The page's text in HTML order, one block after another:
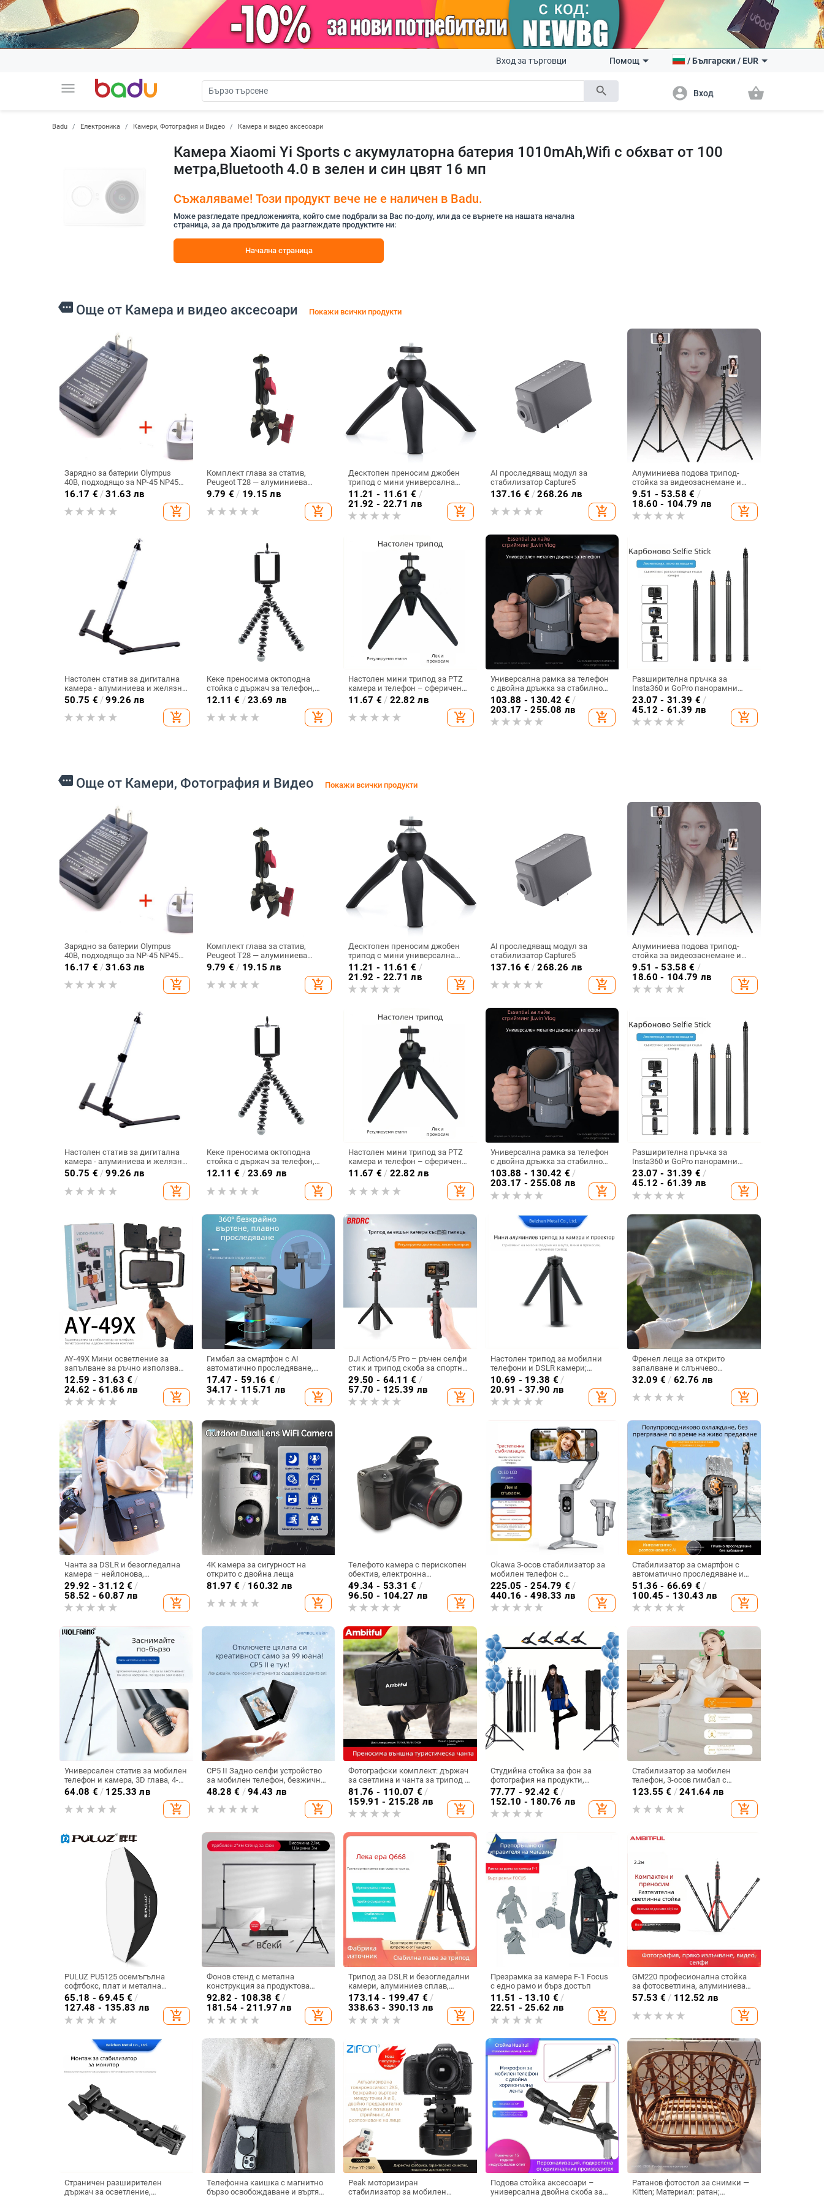
menu search
Вход за търговци Помощ /Български/ EUR
account_circle Вход shopping_basket
Badu Електроника Камери, Фотография и Видео Камера и видео аксесоари
Камера Xiaomi Yi Sports с акумулаторна батерия 1010mAh,Wifi с обхват от 100
метра,Bluetooth 4.0 в зелен и син цвят 16 мп
Съжаляваме! Този продукт вече не е наличен в Badu.
Може разгледате предложенията, който сме подбрали за Вас по-долу, или да се върнете на нашата начална
страница, за да продължите да разглеждате продуктите ни:
Начална страница
more Още от Камера и видео аксесоари Покажи всички продукти
Зарядно за батерии Olympus
40B, подходящо за NP-45 NP45
NP45 NP45A 45B 45S
16.17 € /31.63 лв
add_shopping_cart
Комплект глава за статив,
Peugeot T28 — алуминиева
сплав, капацитет до 2 кг
9.79 € / 19.15 лв
add_shopping_cart
Десктопен преносим джобен
трипод с мини универсална
глава с топка за телефона, ABS
корпус, 1/4-инчова резба,
товароносимост 800 g,
едносегментна конструкция
11.21 - 11.61 € /
21.92 - 22.71 лв
add_shopping_cart
AI проследяващ модул за
стабилизатор Capture5
137.16 € /268.26 лв
add_shopping_cart
Алуминиева подова трипод-
стойка за видеозаснемане и
стрийминг, три секции и
триизмерен гимбал
9.51 - 53.58 € /
18.60 - 104.79 лв
add_shopping_cart
Настолен статив за дигитална
камера - алуминиева и желязна
конструкция, 2 секции, работна
височина 200–400 мм,
товароподемност до 3 кг
50.75 € /99.26 лв
add_shopping_cart
Кеке преносима октоподна
стойка с държач за телефон,
осемкрак трипод за селфи (PTZ:
Не; Плоча за бързо
освобождаване: Включена;
12.11 € /23.69 лв
add_shopping_cart
Настолен мини трипод за PTZ
камера и телефон – сферичен
пан-tilt, материали: ABS
алуминиева сплав, носимост до
2 кг, тегло 65 г, модел F01
11.67 € / 22.82 лв
add_shopping_cart
Универсална рамка за телефон
с двойна дръжка за стабилно
хоризонтално и вертикално
заснемане, устойчив на падане,
съвместима с филтри,
алуминиева сплав
103.88 - 130.42 € /
203.17 - 255.08 лв
add_shopping_cart
Разширителна пръчка за
Insta360 и GoPro панорамни
екшън камери, алуминиева
сплав, максимално
натоварване до 2 кг
23.07 - 31.39 € /
45.12 - 61.39 лв
add_shopping_cart
more Още от Камери, Фотография и Видео Покажи всички продукти
Зарядно за батерии Olympus
40B, подходящо за NP-45 NP45
NP45 NP45A 45B 45S
16.17 € /31.63 лв
add_shopping_cart
Комплект глава за статив,
Peugeot T28 — алуминиева
сплав, капацитет до 2 кг
9.79 € / 19.15 лв
add_shopping_cart
Десктопен преносим джобен
трипод с мини универсална
глава с топка за телефона, ABS
корпус, 1/4-инчова резба,
товароносимост 800 g,
едносегментна конструкция
11.21 - 11.61 € /
21.92 - 22.71 лв
add_shopping_cart
AI проследяващ модул за
стабилизатор Capture5
137.16 € /268.26 лв
add_shopping_cart
Алуминиева подова трипод-
стойка за видеозаснемане и
стрийминг, три секции и
триизмерен гимбал
9.51 - 53.58 € /
18.60 - 104.79 лв
add_shopping_cart
Настолен статив за дигитална
камера - алуминиева и желязна
конструкция, 2 секции, работна
височина 200–400 мм,
товароподемност до 3 кг
50.75 € /99.26 лв
add_shopping_cart
Кеке преносима октоподна
стойка с държач за телефон,
осемкрак трипод за селфи (PTZ:
Не; Плоча за бързо
освобождаване: Включена;
12.11 € /23.69 лв
add_shopping_cart
Настолен мини трипод за PTZ
камера и телефон – сферичен
пан-tilt, материали: ABS
алуминиева сплав, носимост до
2 кг, тегло 65 г, модел F01
11.67 € / 22.82 лв
add_shopping_cart
Универсална рамка за телефон
с двойна дръжка за стабилно
хоризонтално и вертикално
заснемане, устойчив на падане,
съвместима с филтри,
алуминиева сплав
103.88 - 130.42 € /
203.17 - 255.08 лв
add_shopping_cart
Разширителна пръчка за
Insta360 и GoPro панорамни
екшън камери, алуминиева
сплав, максимално
натоварване до 2 кг
23.07 - 31.39 € /
45.12 - 61.39 лв
add_shopping_cart
AY-49X Мини осветление за
запълване за ръчно използване
с настолна стойка, подходящо
за лайв стрийминг и
видеозапис, 5V, под 10W,
поддържа множество камери
12.59 - 31.63 € /
24.62 - 61.86 лв
add_shopping_cart
Гимбал за смартфон с AI
автоматично проследяване,
360° панорамно въртене и
наклон, 220 г, за влогове на
закрито и открито
17.47 - 59.16 € /
34.17 - 115.71 лв
add_shopping_cart
DJI Action4/5 Pro – ръчен селфи
стик и трипод скоба за спортна
камера, Pocket 3 разширение, 3
секции, товар до 1 кг
29.50 - 64.11 € /
57.70 - 125.39 лв
add_shopping_cart
Настолен трипод за мобилни
телефони и DSLR камери;
алуминиева сплав; носи 2–5 кг;
без геймбал
10.69 - 19.38 € /
20.91 - 37.90 лв
add_shopping_cart
Френел леща за открито
запалване и слънчево
отопление, риболовна лампа,
диаметър 300 мм, акрил WL
32.09 € / 62.76 лв
add_shopping_cart
Чанта за DSLR и безогледална
камера – нейлонова,
водоустойчива, удароустойчива
и износоустойчива, за Sony,
Canon, Nikon и Fuji, за пътуване
29.92 - 31.12 € /
58.52 - 60.87 лв
add_shopping_cart
4K камера за сигурност на
открито с двойна леща
81.97 € / 160.32 лв
add_shopping_cart
Телефото камера с перископен
обектив, електронна
стабилизация на
изображението, SD карта за
съхранение, AA батерия, без
оптично увеличение
49.34 - 53.31 € /
96.50 - 104.27 лв
add_shopping_cart
Okawa 3-осов стабилизатор за
мобилен телефон с
проследяване на лице, ръчен
гимбал за мобилно video;
съвместим с телефони до
ширина 88 мм и тегло до 280 g;
2022; гаранция 1 година.
225.05 - 254.79 € /
440.16 - 498.33 лв
add_shopping_cart
Стабилизатор за смартфон с
автоматично проследяване и
360° въртене — без монтаж,
тегло 290 g, едногодишна
гаранция
51.36 - 66.69 € /
100.45 - 130.43 лв
add_shopping_cart
Универсален статив за мобилен
телефон и камера, 3D глава, 4-
секционен статив от
алуминиева сплав, носещ
капацитет до 3,5 кг, с платформа
64.08 € / 125.33 лв
add_shopping_cart
CP5 II Задно селфи устройство
за мобилен телефон, безжично
проектиране на екран, макс.
товароносимост 2–5 кг, тегло 62
г
48.28 € /94.43 лв
add_shopping_cart
Фотографски комплект: държач
за светлина и чанта за трипод –
Zhijie, Oxford плат, обща
съвместимост, тегло 1,64 кг
81.76 - 110.07 € /
159.91 - 215.28 лв
add_shopping_cart
Студийна стойка за фон за
фотография на продукти,
алуминиева сплав, 1,5 кг, марка
Zomei.
77.77 - 92.42 € /
152.10 - 180.76 лв
add_shopping_cart
Стабилизатор за мобилен
телефон, 3-осов гимбал с
интелигентно следене на лице,
лека ръчна стабилизация,
ABS+PC, съвместим с
160°, тегло 348 g
123.55 € /241.64 лв
add_shopping_cart
PULUZ PU5125 осемъгълна
софтбокс, плат и метална
конструкция, универсална
съвместимост, тегло 1.1 кг
65.18 - 69.45 € /
127.48 - 135.83 лв
add_shopping_cart
Фонов стенд с метална
конструкция за продуктова
фотография, разтяга се до
210×300 см, тегло 2,5 кг.
92.82 - 108.38 € /
181.54 - 211.97 лв
add_shopping_cart
Трипод за DSLR и безогледални
камери, алуминиев сплав,
модел Q668, максимална
носимост 8 кг, тегло 1,59 кг
173.14 - 199.47 € /
338.63 - 390.13 лв
add_shopping_cart
Презрамка за камера F-1 Focus
с едно рамо и бърз достъп
11.51 - 13.10 € /
22.51 - 25.62 лв
add_shopping_cart
GM220 професионална стойка
за фотосветлина, алуминиева
сплав, височина 49.5–220 cm,
товар 2.5 kg, 5 секции, диаметри
на тръбите 1.3/1.6/1.9/2.2/2.5 cm
57.53 € / 112.52 лв
add_shopping_cart
Страничен разширителен
държач за осветление,
Телефонна каишка с магнитно
бързо освобождаване и въртящ
Peak моторизиран
стабилизатор за мобилен
Подова стойка аксесоари –
универсална двойна скоба за
Ратанов фотостол за снимки —
Kitten; Материал: ратан;